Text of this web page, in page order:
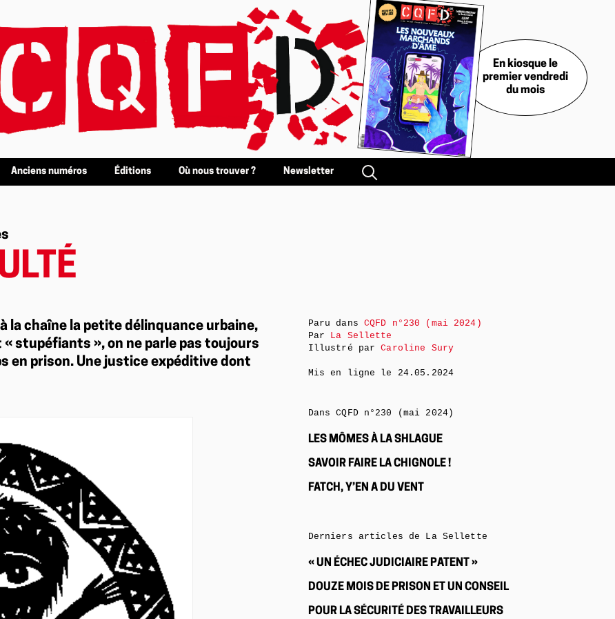
En kiosque le
premier vendredi
du mois
Anciens numéros Éditions Où nous trouver ? Newsletter
la chaîne la petite délinquance urbaine,
stupéfiants », on ne parle pas toujours
en prison. Une justice expéditive dont
Paru dans CQFD n°230 (mai 2024)
Par La Sellette
Illustré parCaroline Sury
Mis en ligne le 24.05.2024
Dans CQFD n°230 (mai 2024)
LES MÔMES À LA SHLAGUE
SAVOIR FAIRE LA CHIGNOLE !
FATCH, Y’EN A DU VENT
Derniers articles de La Sellette
« UN ÉCHEC JUDICIAIRE PATENT »
DOUZE MOIS DE PRISON ET UN CONSEIL
POUR LA SÉCURITÉ DES TRAVAILLEURS